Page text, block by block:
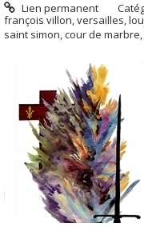
Lien permanent
françois villon,versailles,
saint simon,cour de marbre,